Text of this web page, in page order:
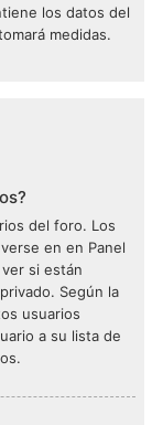
los datos del
medidas.
del foro. Los
en en Panel
si están
Según la
usuarios
a su lista de